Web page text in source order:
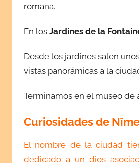
romana.
En los Jardines de la
Desde los jardines salen
vistas panorámicas a la
Terminamos en el museo
Curiosidades de
El nombre de la ciudad
dedicado a un dios